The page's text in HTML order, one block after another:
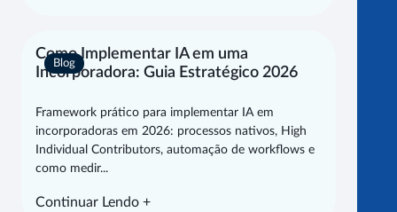
Blog
Como Implementar IA em uma
Incorporadora: Guia Estratégico 2026
Framework prático para implementar IA em
incorporadoras em 2026: processos nativos, High
Individual Contributors, automação de workflows e
como medir...
Continuar Lendo +